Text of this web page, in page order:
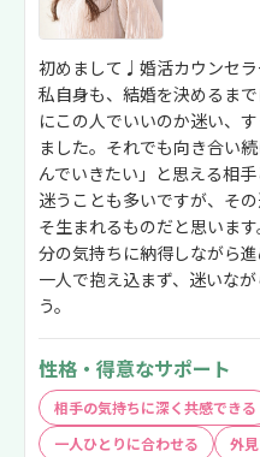
初めまして♩婚活カウンセラ
私自身も、結婚を決めるま
にこの人でいいのか迷い、
ました。それでも向き合い
んでいきたい」と思える相
迷うことも多いですが、そ
そ生まれるものだと思いま
分の気持ちに納得しながら
一人で抱え込まず、迷いな
う。
性格・得意なサポート
相手の気持ちに深く共感できる
一人ひとりに合わせる
外